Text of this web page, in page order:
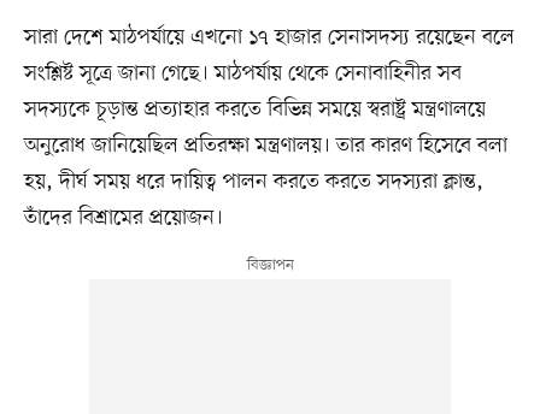
সারা দেশে মাঠপর্যায়ে এখনো ১৭ হাজার সেনাসদস্য রয়েছেন বলে
সংশ্লিষ্ট সূত্রে জানা গেছে। মাঠপর্যায় থেকে সেনাবাহিনীর সব
সদস্যকে চূড়ান্ত প্রত্যাহার করতে বিভিন্ন সময়ে স্বরাষ্ট্র মন্ত্রণালয়ে
অনুরোধ জানিয়েছিল প্রতিরক্ষা মন্ত্রণালয়। তার কারণ হিসেবে বলা
হয়, দীর্ঘ সময় ধরে দায়িত্ব পালন করতে করতে সদস্যরা ক্লান্ত,
তাঁদের বিশ্রামের প্রয়োজন।